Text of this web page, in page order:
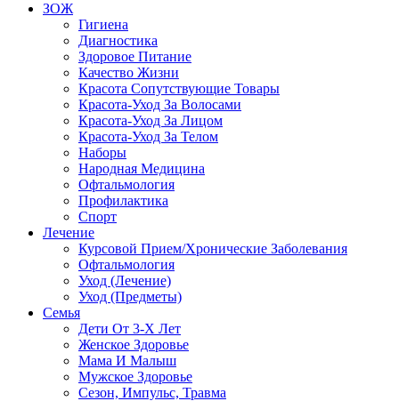
ЗОЖ
Гигиена
Диагностика
Здоровое Питание
Качество Жизни
Красота Сопутствующие Товары
Красота-Уход За Волосами
Красота-Уход За Лицом
Красота-Уход За Телом
Наборы
Народная Медицина
Офтальмология
Профилактика
Спорт
Лечение
Курсовой Прием/Хронические Заболевания
Офтальмология
Уход (Лечение)
Уход (Предметы)
Семья
Дети От 3-Х Лет
Женское Здоровье
Мама И Малыш
Мужское Здоровье
Сезон, Импульс, Травма